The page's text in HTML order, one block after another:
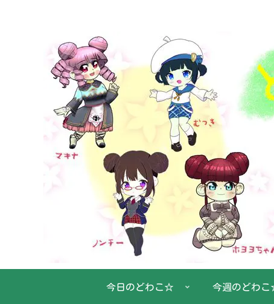
今日のどわこ☆ 今週のどわ